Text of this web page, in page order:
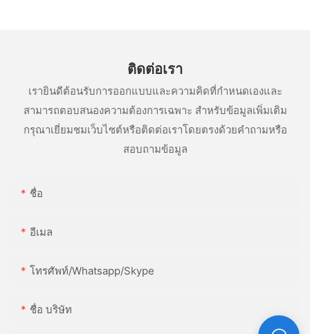
ติดต่อเรา
เรายินดีต้อนรับการออกแบบและความคิดที่กำหนดเองและ
สามารถตอบสนองความต้องการเฉพาะ สำหรับข้อมูลเพิ่มเติม
กรุณาเยี่ยมชมเว็บไซต์หรือติดต่อเราโดยตรงด้วยคำถามหรือ
สอบถามข้อมูล
ชื่อ
อีเมล
โทรศัพท์/whatsapp/skype
ชื่อ บริษัท